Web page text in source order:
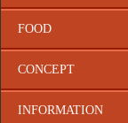
FOOD
CONCEPT
INFORMATION